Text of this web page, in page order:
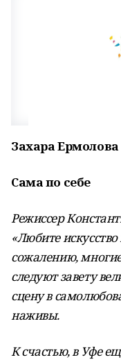
Захара Ермолова
Сама по себе
Режиссер
«Любите искусство
сожалению,
следуют завету
сцену в
наживы.
К счастью, в Уфе